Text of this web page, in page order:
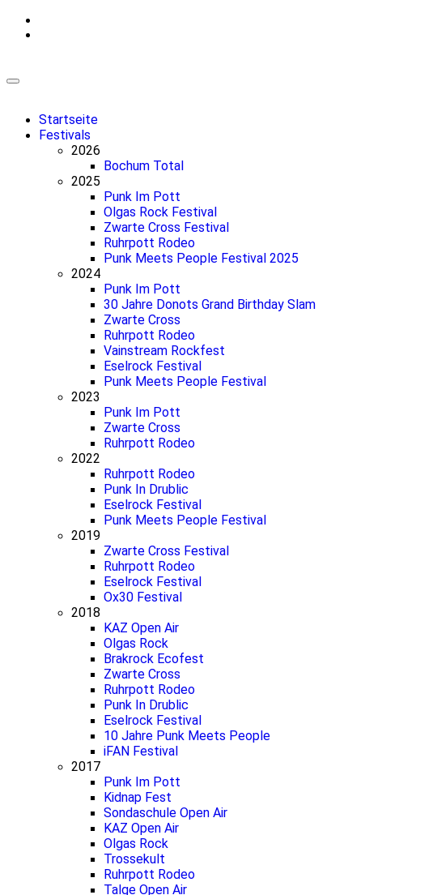
Zum
Inhalt
Startseite
Festivals
2026
Bochum Total
2025
Punk Im Pott
Olgas Rock Festival
Zwarte Cross Festival
Ruhrpott Rodeo
Punk Meets People Festival 2025
2024
Punk Im Pott
30 Jahre Donots Grand Birthday Slam
Zwarte Cross
Ruhrpott Rodeo
Vainstream Rockfest
Eselrock Festival
Punk Meets People Festival
2023
Punk Im Pott
Zwarte Cross
Ruhrpott Rodeo
2022
Ruhrpott Rodeo
Punk In Drublic
Eselrock Festival
Punk Meets People Festival
2019
Zwarte Cross Festival
Ruhrpott Rodeo
Eselrock Festival
Ox30 Festival
2018
KAZ Open Air
Olgas Rock
Brakrock Ecofest
Zwarte Cross
Ruhrpott Rodeo
Punk In Drublic
Eselrock Festival
10 Jahre Punk Meets People
iFAN Festival
2017
Punk Im Pott
Kidnap Fest
Sondaschule Open Air
KAZ Open Air
Olgas Rock
Trossekult
Ruhrpott Rodeo
Talge Open Air